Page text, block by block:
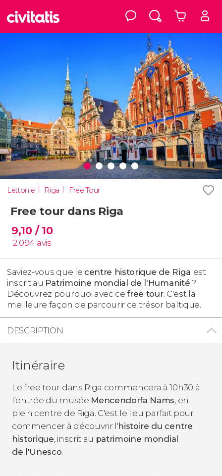
Lettonie Riga Free Tour
Free tour dans Riga
9,10 / 10
2 094 avis
Saviez-vous que le centre historique de Riga est
inscrit au Patrimoine mondial de l'Humanité ?
Découvrez pourquoi avec cefree tour. C'est la
meilleure façon de parcourir ce trésor baltique.
DESCRIPTION
Itinéraire
Le free tour dans Riga commencera à 10h30 à
l'entrée du musée Mencendorfa Nams, en
plein centre de Riga. C'est le lieu parfait pour
commencer à découvrir l'histoire du centre
historique, inscrit au patrimoine mondial
de l'Unesco.